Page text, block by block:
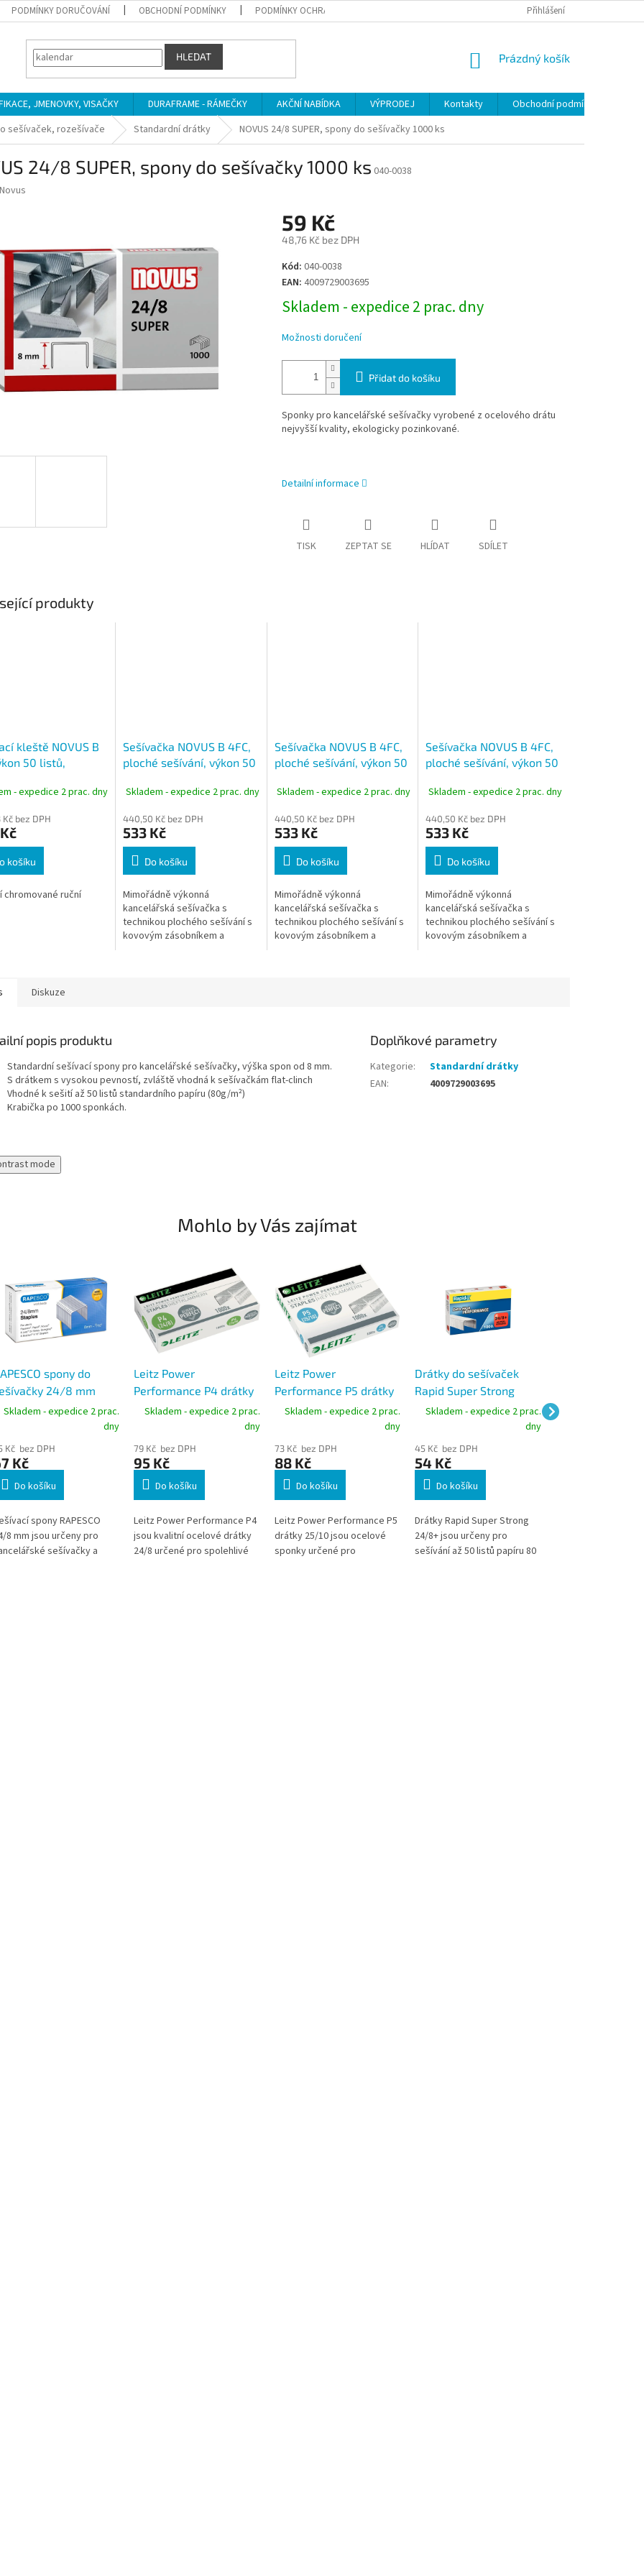
PODMÍNKY DORUČOVÁNÍ OBCHODNÍ PODMÍNKY PODMÍNKY OCHRANY OSOBNÍCH ÚDAJŮ Přihlášení
HLEDAT
NÁKUPNÍ
Prázdný košík
JMENOVKY, VISAČKY DURAFRAME - RÁMEČKY AKČNÍ NABÍDKA VÝPRODEJ Kontakty
Obchodní podmínky
sešívaček, rozešívače Standardní drátky NOVUS 24/8 SUPER, spony do sešívačky 1000 ks
24/8 SUPER, spony do sešívačky 1000 ks 040-0038
Novus
59 Kč
48,76 Kč bez DPH
Měrná
cena:
Kód: 040-0038
EAN: 4009729003695
Skladem - expedice 2 prac. dny
Možnosti doručení
Přidat do košíku
Sponky pro kancelářské sešívačky vyrobené z ocelového drátu
nejvyšší kvality, ekologicky pozinkované.
Detailní informace
TISK ZEPTAT SE HLÍDAT SDÍLET
produkty
kleště NOVUS B
50 listů,
- expedice 2 prac. dny
bez DPH
košíku
chromované ruční
Sešívačka NOVUS B 4FC,
ploché sešívání, výkon 50
Skladem - expedice 2 prac. dny
440,50 Kč bez DPH
533 Kč
Do košíku
Mimořádně výkonná
kancelářská sešívačka s
technikou plochého sešívání s
kovovým zásobníkem a
Sešívačka NOVUS B 4FC,
ploché sešívání, výkon 50
Skladem - expedice 2 prac. dny
440,50 Kč bez DPH
533 Kč
Do košíku
Mimořádně výkonná
kancelářská sešívačka s
technikou plochého sešívání s
kovovým zásobníkem a
Sešívačka NOVUS B 4FC,
ploché sešívání, výkon 50
Skladem - expedice 2 prac. dny
440,50 Kč bez DPH
533 Kč
Do košíku
Mimořádně výkonná
kancelářská sešívačka s
technikou plochého sešívání s
kovovým zásobníkem a
Diskuze
popis produktu
Standardní sešívací spony pro kancelářské sešívačky, výška spon od 8 mm.
S drátkem s vysokou pevností, zvláště vhodná k sešívačkám flat-clinch
Vhodné k sešití až 50 listů standardního papíru (80g/m²)
Krabička po 1000 sponkách.
Doplňkové parametry
Kategorie:
Standardní drátky
EAN: 4009729003695
mode
Mohlo by Vás zajímat
spony do
24/8 mm
5000 ks pozinkované
Skladem - expedice 2 prac.
dny
Kč bez DPH
Kč
Do košíku
spony RAPESCO
8 mm jsou určeny pro
sešívačky a
Leitz Power
Performance P4 drátky
do sešívačky 24/8,
Skladem - expedice 2 prac.
dny
79 Kč bez DPH
95 Kč
Do košíku
Leitz Power Performance P4
jsou kvalitní ocelové drátky
24/8 určené pro spolehlivé
Leitz Power
Performance P5 drátky
do sešívačky 25/10
Skladem - expedice 2 prac.
dny
73 Kč bez DPH
88 Kč
Do košíku
Leitz Power Performance P5
drátky 25/10 jsou ocelové
sponky určené pro
Drátky do sešívaček
Rapid Super Strong
24/8+, obsah 1000ks
Skladem - expedice 2 prac.
dny
45 Kč bez DPH
54 Kč
Do košíku
Drátky Rapid Super Strong
24/8+ jsou určeny pro
sešívání až 50 listů papíru 80
obsah 5000 ks